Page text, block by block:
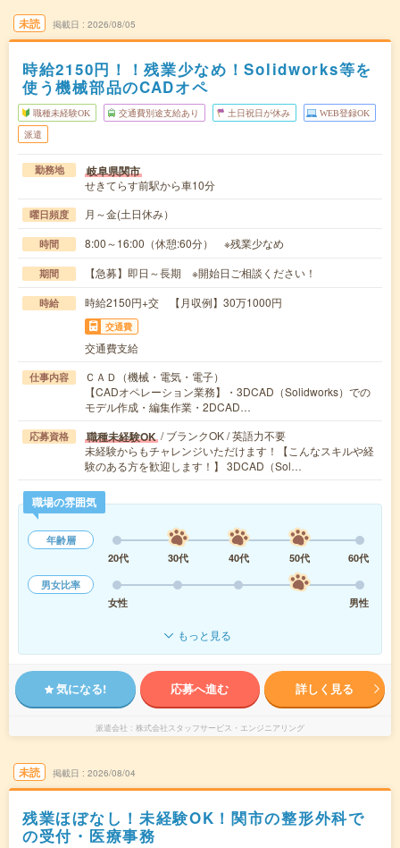
未読 掲載日 2026/08/05
時給2150円！！残業少なめ！Solidworks等を
使う機械部品のCADオペ
職種未経験OK 交通費別途支給あり 土日祝日が休み WEB登録OK
派遣
勤務地 岐阜県関市
せきてらす前駅から車10分
曜日頻度 月～金(土日休み）
時間 8:00～16:00（休憩:60分） ※残業少なめ
期間 【急募】即日～長期 ※開始日ご相談ください！
時給 時給2150円+交 【月収例】30万1000円
交通費
交通費支給
仕事内容
ＣＡＤ（機械・電気・電子）
【CADオペレーション業務】・3DCAD（Solidworks）での
モデル作成・編集作業・2DCAD…
応募資格 職種未経験OK / ブランクOK / 英語力不要
未経験からもチャレンジいただけます！【こんなスキルや経
験のある方を歓迎します！】 3DCAD（Sol…
職場の雰囲気
年齢層
20代
30代 40代 50代
60代
男女比率
女性
男性
もっと見る
気になる! 応募へ進む 詳しく見る
派遣会社 株式会社スタッフサービス・エンジニアリング
未読 掲載日 2026/08/04
残業ほぼなし！未経験OK！関市の整形外科で
の受付・医療事務